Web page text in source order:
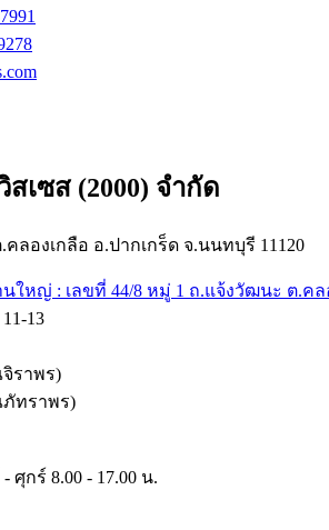
เซส (2000) จำกัด
ลองเกลือ อ.ปากเกร็ด จ.นนทบุรี 11120
ใหญ่ : เลขที่ 44/8 หมู่ 1 ถ.แจ้งวัฒนะ ต.คล
13
จิราพร)
ภัทราพร)
ศุกร์ 8.00 - 17.00 น.